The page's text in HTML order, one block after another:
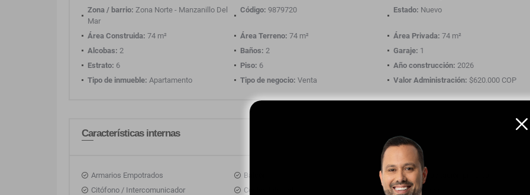
Zona / barrio: Zona Norte - Manzanillo Del
Mar
Código: 9879720 Estado: Nuevo
Área Construida: 74 m² Área Terreno: 74 m² Área Privada: 74 m²
Alcobas: 2 Baños: 2 Garaje: 1
Estrato: 6 Piso: 6 Año construcción: 2026
Tipo de inmueble: Apartamento Tipo de negocio: Venta Valor Administración: $620.000 COP
Características internas
Armarios Empotrados Balcón
Baño en habitación principal
Citófono / Intercomunicador
Cocina integral
Doble Ventana